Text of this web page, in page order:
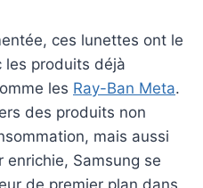
ces lunettes ont le
les produits déjà
les Ray-Ban Meta.
des produits non
mais aussi
enrichie, Samsung se
de premier plan dans